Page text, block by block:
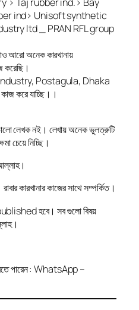
ind> Unisoft synthetic
ltd _ PRAN RFL group
আরো অনেক কারখানায়
Industry, Postagula, Dhaka
করে যাচ্ছি।।
লেখক নই। লেখায় অনেক ভুলত্রুটি
চেয়ে নিচ্ছি।
কারখানার কাজের সাথে সম্পর্কিত।
হবে। সব গুলো বিষয়
পারেন : WhatsApp –